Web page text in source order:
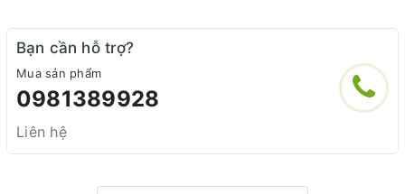
Bạn cần hỗ trợ?
Mua sản phẩm
0981389928
Liên hệ